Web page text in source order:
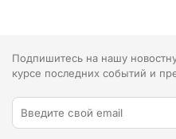
Подпишитесь на нашу
курсе последних событий и